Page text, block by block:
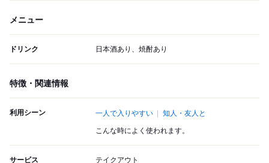
メニュー
ドリンク 日本酒あり、焼酎あり
特徴・関連情報
利用シーン 一人で入りやすい 知人・友人と
こんな時によく使われます。
サービス テイクアウト